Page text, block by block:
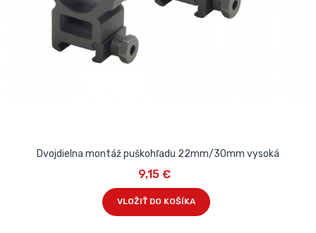
Dvojdielna montáž puškohľadu 22mm/30mm vysoká
9,15 €
VLOŽIŤ DO KOŠÍKA